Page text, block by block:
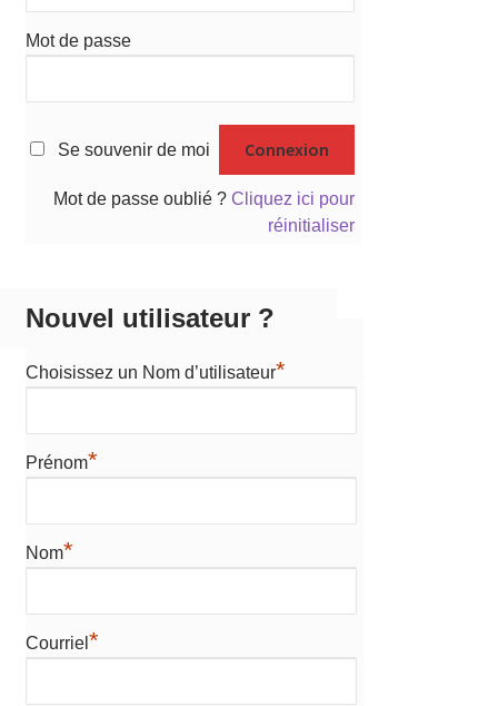
Mot de passe
Se souvenir de moi
Mot de passe oublié ? Cliquez ici pour
réinitialiser
Nouvel utilisateur ?
Choisissez un Nom d’utilisateur*
Prénom*
Nom*
Courriel *